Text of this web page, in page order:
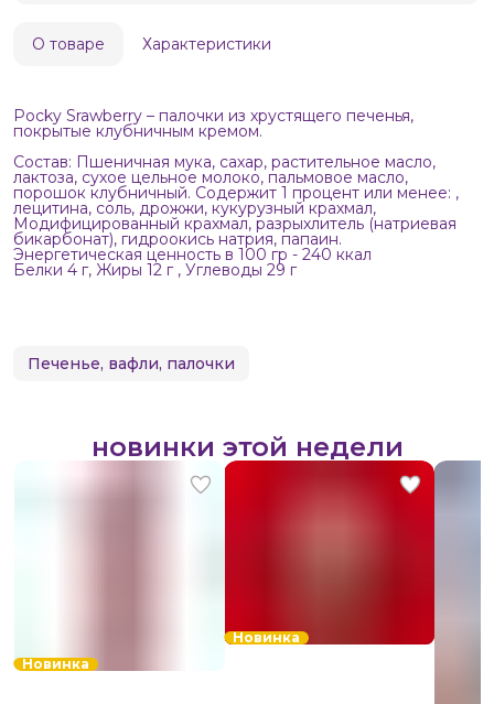
О товаре Характеристики
Pocky Srawberry – палочки из хрустящего печенья,
покрытые клубничным кремом.
Состав: Пшеничная мука, сахар, растительное масло,
лактоза, сухое цельное молоко, пальмовое масло,
порошок клубничный. Содержит 1 процент или менее: ,
лецитина, соль, дрожжи, кукурузный крахмал,
Модифицированный крахмал, разрыхлитель (натриевая
бикарбонат), гидроокись натрия, папаин.
Энергетическая ценность в 100 гр - 240 ккал
Белки 4 г, Жиры 12 г , Углеводы 29 г
Печенье, вафли, палочки
новинки этой недели
Новинка
Новинка